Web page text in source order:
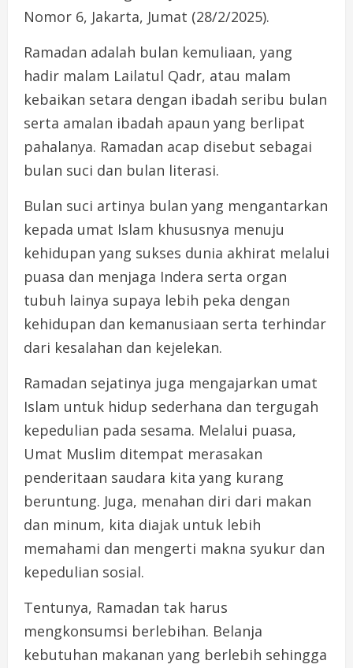
Nomor 6, Jakarta, Jumat (28/2/2025).
Ramadan adalah bulan kemuliaan, yang
hadir malam Lailatul Qadr, atau malam
kebaikan setara dengan ibadah seribu bulan
serta amalan ibadah apaun yang berlipat
pahalanya. Ramadan acap disebut sebagai
bulan suci dan bulan literasi.
Bulan suci artinya bulan yang mengantarkan
kepada umat Islam khususnya menuju
kehidupan yang sukses dunia akhirat melalui
puasa dan menjaga Indera serta organ
tubuh lainya supaya lebih peka dengan
kehidupan dan kemanusiaan serta terhindar
dari kesalahan dan kejelekan.
Ramadan sejatinya juga mengajarkan umat
Islam untuk hidup sederhana dan tergugah
kepedulian pada sesama. Melalui puasa,
Umat Muslim ditempat merasakan
penderitaan saudara kita yang kurang
beruntung. Juga, menahan diri dari makan
dan minum, kita diajak untuk lebih
memahami dan mengerti makna syukur dan
kepedulian sosial.
Tentunya, Ramadan tak harus
mengkonsumsi berlebihan. Belanja
kebutuhan makanan yang berlebih sehingga